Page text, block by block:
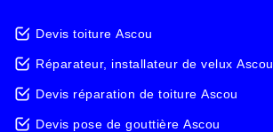
Devis toiture Ascou
Réparateur, installateur de velux Ascou
Devis réparation de toiture Ascou
Devis pose de gouttière Ascou